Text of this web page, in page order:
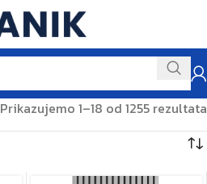
Prikazujemo 1–18 od 1255 rezultata